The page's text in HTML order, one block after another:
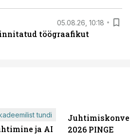
05.08.26, 10:18
töögraafikut
ja AI
tundi
2026 PINGE